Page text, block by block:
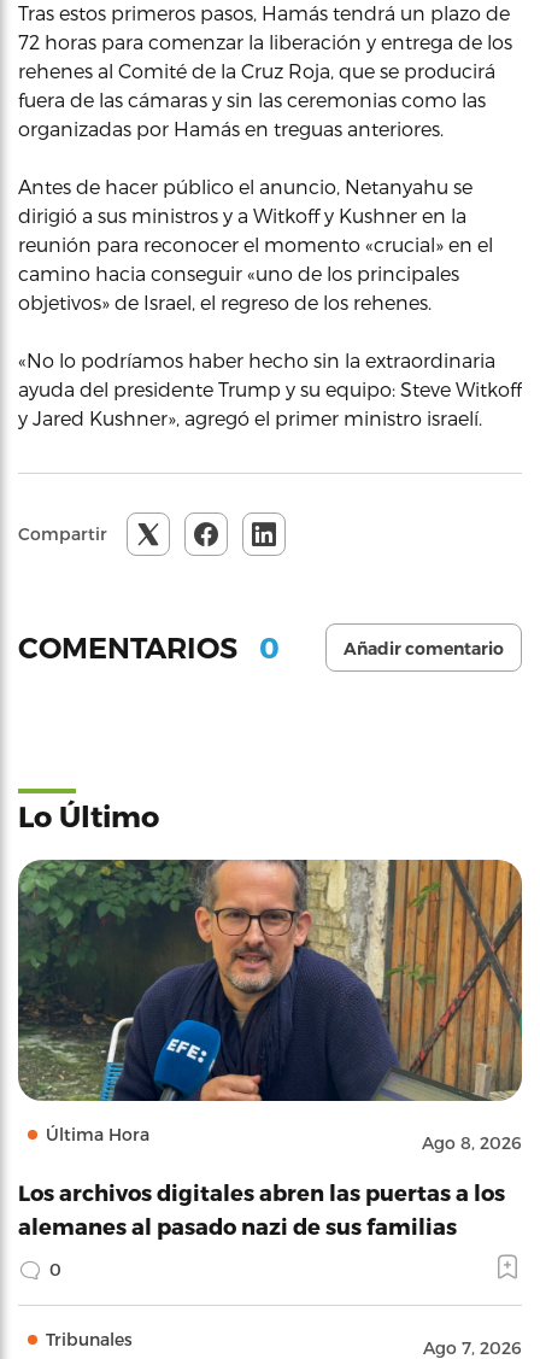
Tras estos primeros pasos, Hamás tendrá un plazo de
72 horas para comenzar la liberación y entrega de los
rehenes al Comité de la Cruz Roja, que se producirá
fuera de las cámaras y sin las ceremonias como las
organizadas por Hamás en treguas anteriores.
Antes de hacer público el anuncio, Netanyahu se
dirigió a sus ministros y a Witkoff y Kushner en la
reunión para reconocer el momento «crucial» en el
camino hacia conseguir «uno de los principales
objetivos» de Israel, el regreso de los rehenes.
«No lo podríamos haber hecho sin la extraordinaria
ayuda del presidente Trump y su equipo: Steve Witkoff
y Jared Kushner», agregó el primer ministro israelí.
Compartir
COMENTARIOS 0 Añadir comentario
Lo Último
Última Hora Ago 8, 2026
Los archivos digitales abren las puertas a los
alemanes al pasado nazi de sus familias
0
Tribunales Ago 7, 2026